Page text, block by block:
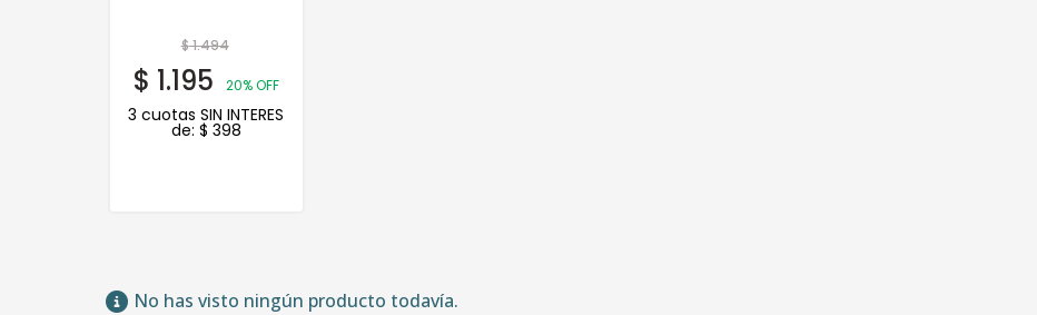
$1.494
$ 1.195 20% OFF
3 cuotas SIN INTERES
de: $ 398
No has visto ningún producto todavía.